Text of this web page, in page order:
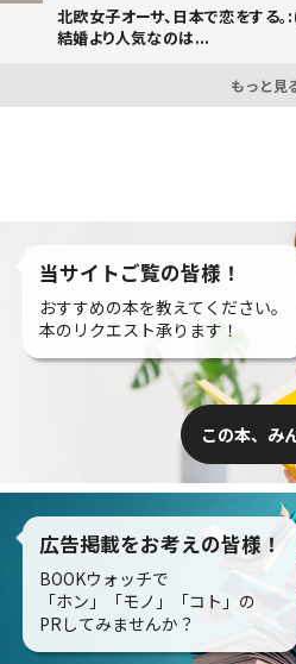
北欧女子オーサ、日本で恋をする
結婚より人気なのは...
もっと見
当サイトご覧の皆様！
おすすめの本を教えてください。
本のリクエスト承ります！
この本、み
広告掲載をお考えの皆様！
BOOKウォッチで
「ホン」「モノ」「コト」の
PRしてみませんか？